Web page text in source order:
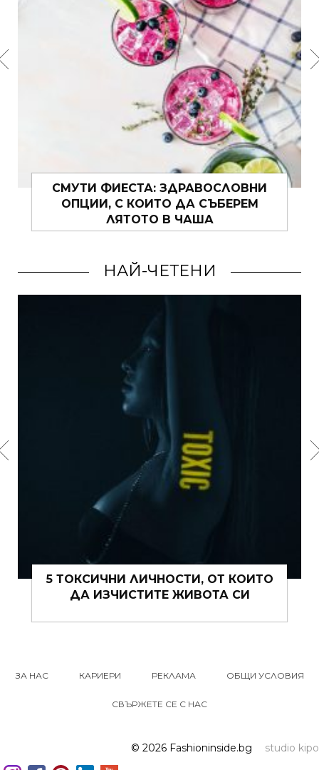
НЕВИДИМОТО СЪВЪРШЕНСТВО НА
ДНИТЕ!
НАЙ-ЧЕТЕНИ
15 ЩИПКИ РОМАНТИКА КЪМ ЖИВОТА
ВИ ТОВА ЛЯТО
ЗА НАС КАРИЕРИ РЕКЛАМА ОБЩИ УСЛОВИЯ
СВЪРЖЕТЕ СЕ С НАС
studio kipo
© 2026 Fashioninside.bg